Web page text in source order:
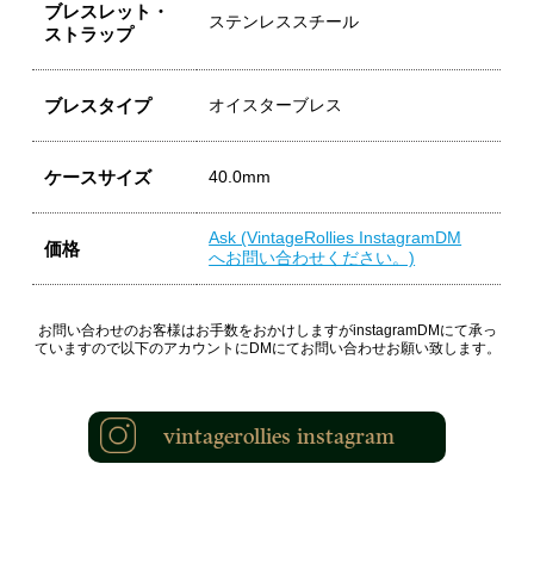
ブレスレット・
ストラップ
ステンレススチール
ブレスタイプ オイスターブレス
ケースサイズ 40.0mm
価格
Ask (VintageRollies InstagramDM
へお問い合わせください。)
お問い合わせのお客様はお手数をおかけしますがinstagramDMにて承っ
ていますので以下のアカウントにDMにてお問い合わせお願い致します。
vintagerollies instagram